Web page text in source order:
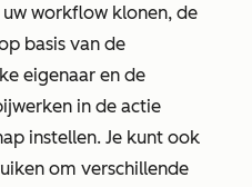
workflow klonen, de
basis van de
eigenaar en de
in de actie
instellen. Je kunt ook
om verschillende